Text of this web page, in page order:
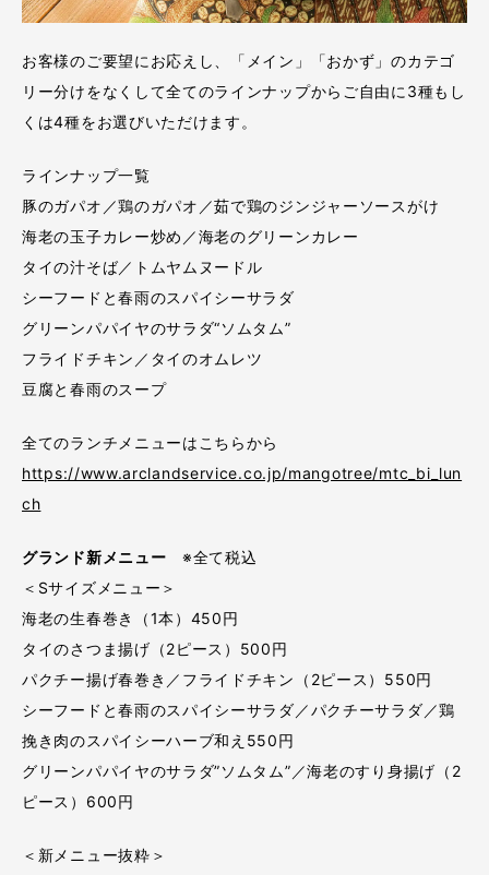
お客様のご要望にお応えし、「メイン」「おかず」のカテゴ
リー分けをなくして全てのラインナップからご自由に3種もし
くは4種をお選びいただけます。
ラインナップ一覧
豚のガパオ／鶏のガパオ／茹で鶏のジンジャーソースがけ
海老の玉子カレー炒め／海老のグリーンカレー
タイの汁そば／トムヤムヌードル
シーフードと春雨のスパイシーサラダ
グリーンパパイヤのサラダ“ソムタム”
フライドチキン／タイのオムレツ
豆腐と春雨のスープ
全てのランチメニューはこちらから
https://www.arclandservice.co.jp/mangotree/mtc_bi_lun
ch
グランド新メニュー ※全て税込
＜Sサイズメニュー＞
海老の生春巻き（1本）450円
タイのさつま揚げ（2ピース）500円
パクチー揚げ春巻き／フライドチキン（2ピース）550円
シーフードと春雨のスパイシーサラダ／パクチーサラダ／鶏
挽き肉のスパイシーハーブ和え550円
グリーンパパイヤのサラダ”ソムタム”／海老のすり身揚げ（2
ピース）600円
＜新メニュー抜粋＞